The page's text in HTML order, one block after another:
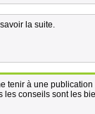
la suite.
tenir à une
les conseils sont les